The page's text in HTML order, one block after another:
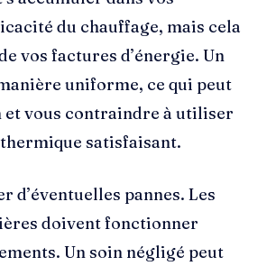
du chauffage, mais cela
vos factures d’énergie. Un
uniforme, ce qui peut
et vous contraindre à utiliser
satisfaisant.
pannes. Les
doivent fonctionner
Un soin négligé peut